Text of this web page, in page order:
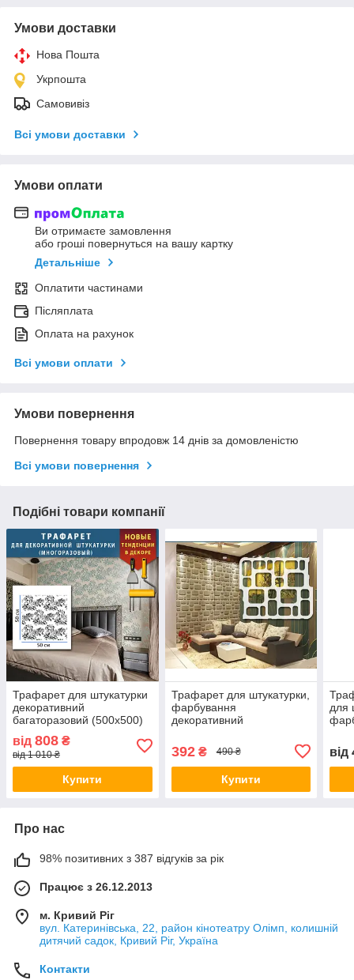
Умови доставки
Нова Пошта
Укрпошта
Самовивіз
Всі умови доставки
Умови оплати
Ви отримаєте замовлення
або гроші повернуться на вашу картку
Детальніше
Оплатити частинами
Післяплата
Оплата на рахунок
Всі умови оплати
Умови повернення
Повернення товару впродовж 14 днів за домовленістю
Всі умови повернення
Подібні товари компанії
Трафарет для штукатурки
декоративний
багаторазовий (500х500)
від 808 ₴
від 1 010 ₴
Купити
Трафарет для штукатурки,
фарбування
декоративний
пластиковий трафарет
(650х700)
392₴ 490 ₴
Купити
для
від
Про нас
98% позитивних з 387 відгуків за рік
Працює з 26.12.2013
м. Кривий Ріг
вул. Катеринівська, 22, район кінотеатру Олімп, колишній
дитячий садок, Кривий Ріг, Україна
Контакти